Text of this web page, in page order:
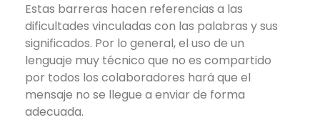
Estas barreras hacen referencias a las
dificultades vinculadas con las palabras y sus
significados. Por lo general, el uso de un
lenguaje muy técnico que no es compartido
por todos los colaboradores hará que el
mensaje no se llegue a enviar de forma
adecuada.